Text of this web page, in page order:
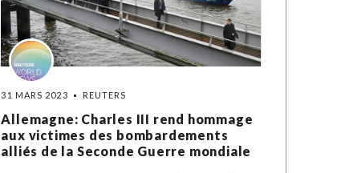
31 MARS 2023 REUTERS
Allemagne: Charles III rend hommage
aux victimes des bombardements
alliés de la Seconde Guerre mondiale